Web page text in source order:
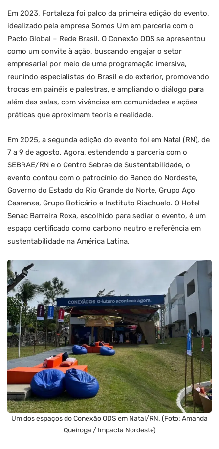
Em 2023, Fortaleza foi palco da primeira edição do evento,
idealizado pela empresa Somos Um em parceria com o
Pacto Global – Rede Brasil. O Conexão ODS se apresentou
como um convite à ação, buscando engajar o setor
empresarial por meio de uma programação imersiva,
reunindo especialistas do Brasil e do exterior, promovendo
trocas em painéis e palestras, e ampliando o diálogo para
além das salas, com vivências em comunidades e ações
práticas que aproximam teoria e realidade.
Em 2025, a segunda edição do evento foi em Natal (RN), de
7 a 9 de agosto. Agora, estendendo a parceria com o
SEBRAE/RN e o Centro Sebrae de Sustentabilidade, o
evento contou com o patrocínio do Banco do Nordeste,
Governo do Estado do Rio Grande do Norte, Grupo Aço
Cearense, Grupo Boticário e Instituto Riachuelo. O Hotel
Senac Barreira Roxa, escolhido para sediar o evento, é um
espaço certificado como carbono neutro e referência em
sustentabilidade na América Latina.
Um dos espaços do Conexão ODS em Natal/RN. (Foto: Amanda
Queiroga / Impacta Nordeste)